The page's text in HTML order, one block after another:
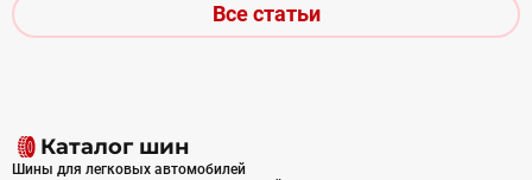
Все статьи
Каталог шин
Шины для легковых автомобилей